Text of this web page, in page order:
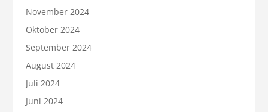
November 2024
Oktober 2024
September 2024
August 2024
Juli 2024
Juni 2024